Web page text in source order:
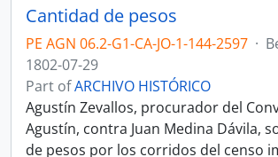
Cantidad de pesos
PE AGN 06.2-G1-CA-JO-1-144-2597 ·
1802-07-29
Part ofARCHIVO HISTÓRICO
Agustín Zevallos, procurador del
Agustín, contra Juan Medina Dávila,
de pesos por los corridos del censo